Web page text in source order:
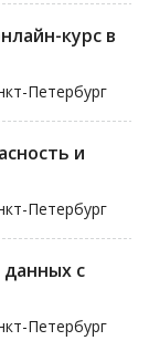
курс в
Петербург
и
Петербург
данных с
Петербург